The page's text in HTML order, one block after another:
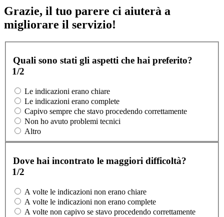
Grazie, il tuo parere ci aiuterà a
migliorare il servizio!
Quali sono stati gli aspetti che hai preferito?
1/2
Le indicazioni erano chiare
Le indicazioni erano complete
Capivo sempre che stavo procedendo correttamente
Non ho avuto problemi tecnici
Altro
Dove hai incontrato le maggiori difficoltà?
1/2
A volte le indicazioni non erano chiare
A volte le indicazioni non erano complete
A volte non capivo se stavo procedendo correttamente